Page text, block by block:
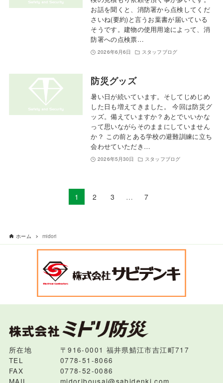
お話を聞くと、消防署から点検してくだ
さいね(要約)と言うお葉書が届いている
そうです。建物の使用用途によって、消
防署への点検票…
2026年6月6日 スタッフブログ
防災グッズ
暑い日が続いています。そしてじめじめ
した日も増えてきました。 今回は防災グ
ッズ。備えていますか？あとでいいかな
って思いながらそのままにしていません
か？ この前とある学校の避難訓練に立ち
会わせていただき…
2026年5月30日 スタッフブログ
1 2 3 … 7
ホーム midori
所在地
〒916-0001 福井県鯖江市吉江町717
TEL
0778-51-8066
FAX
0778-52-0086
MAIL
midoribousai@sabidenki.com